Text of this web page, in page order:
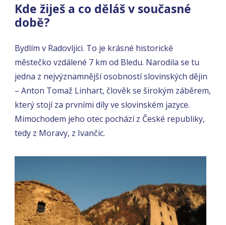
Kde žiješ a co děláš v současné
době?
Bydlím v Radovljici. To je krásné historické
městečko vzdálené 7 km od Bledu. Narodila se tu
jedna z nejvýznamnější osobností slovinských dějin
– Anton Tomaž Linhart, člověk se širokým záběrem,
který stojí za prvními díly ve slovinském jazyce.
Mimochodem jeho otec pochází z České republiky,
tedy z Moravy, z Ivančic.